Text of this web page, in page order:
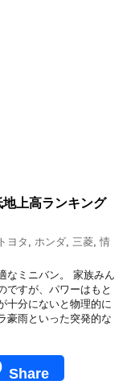
地上高ランキング
トヨタ ホンダ 三菱 情
なミニバン。 家族みん
ですが、パワーはもと
十分にないと物理的に
豪雨といった突発的な
Share